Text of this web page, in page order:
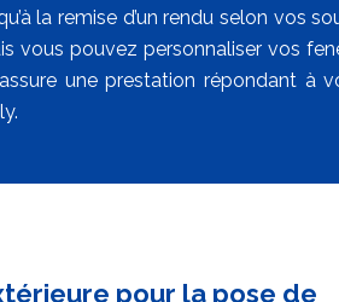
la remise d’un rendu selon vos
vous pouvez personnaliser vos
une prestation répondant à
pour la pose de